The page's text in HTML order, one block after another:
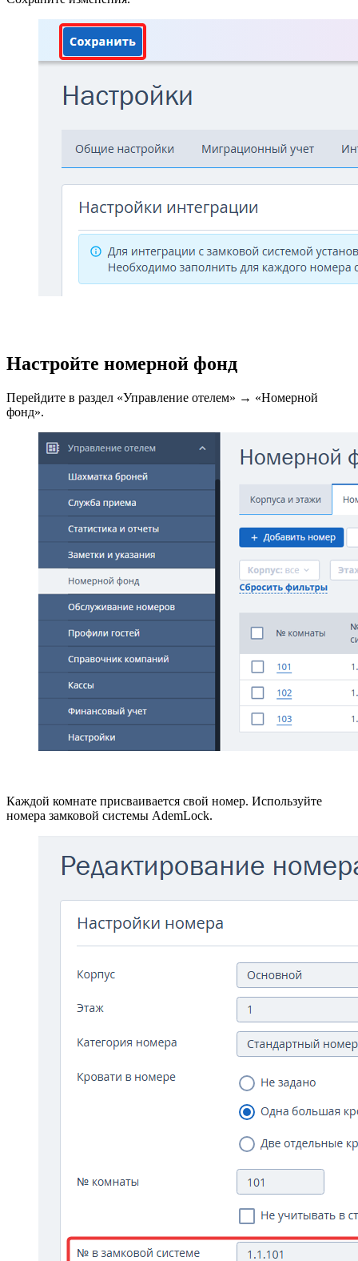
Настройте номерной фонд
Перейдите в раздел «Управление отелем» → «Номерной
фонд».
Каждой комнате присваивается свой номер. Используйте
номера замковой системы AdemLock.